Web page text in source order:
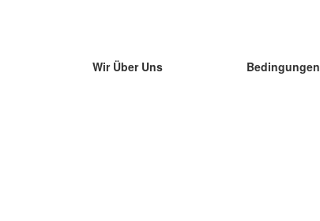
Wir Über Uns
Bedingungen